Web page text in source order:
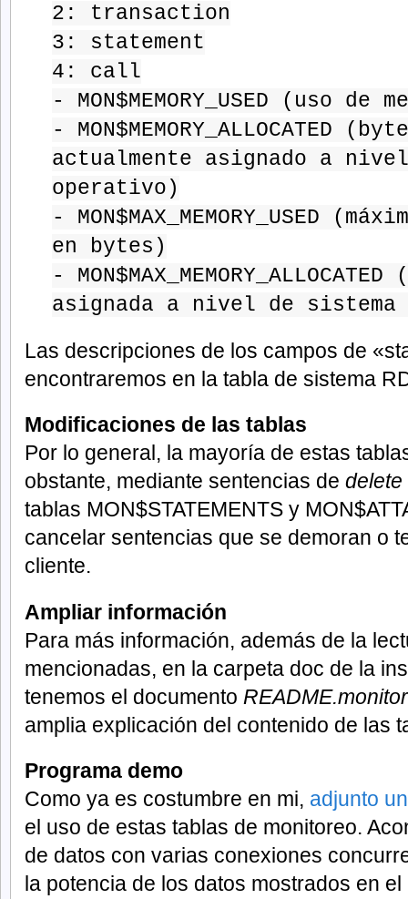
2: transaction
3: statement
4: call
- MON$MEMORY_USED (uso
- MON$MEMORY_ALLOCATED
actualmente asignado a
operativo)
- MON$MAX_MEMORY_USED
en bytes)
-
asignada a nivel de
Las descripciones de los campos de
encontraremos en la tabla de sistema
Modificaciones de las tablas
Por lo general, la mayoría de estas
obstante, mediante sentencias de delete
tablas MON$STATEMENTS y
cancelar sentencias que se demoran o
cliente.
Ampliar información
Para más información, además de la
mencionadas, en la carpeta doc de la
tenemos el documento
amplia explicación del contenido de las
Programa demo
Como ya es costumbre en mi, adjunto
el uso de estas tablas de monitoreo.
de datos con varias conexiones
la potencia de los datos mostrados en